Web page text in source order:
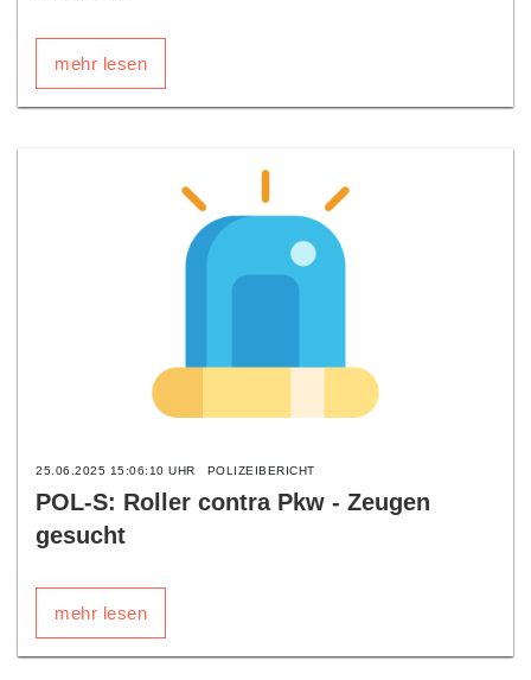
mehr lesen
25.06.2025 15:06:10 UHR POLIZEIBERICHT
POL-S: Roller contra Pkw - Zeugen
gesucht
mehr lesen